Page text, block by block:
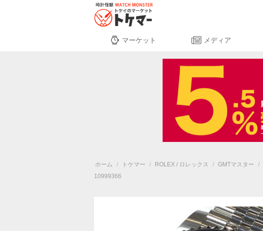
マーケット メディア
ホーム / トケマー / ROLEX / ロレックス / GMTマスター /
10999366